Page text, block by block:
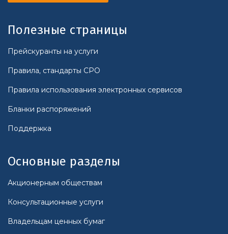
Полезные страницы
Прейскуранты на услуги
Правила, стандарты СРО
Правила использования электронных сервисов
Бланки распоряжений
Поддержка
Основные разделы
Акционерным обществам
Консультационные услуги
Владельцам ценных бумаг